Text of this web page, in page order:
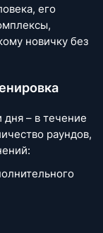
его
новичку без
дня – в течение
раундов,